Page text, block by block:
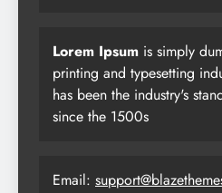
Lorem Ipsum is simply
printing and typesetting
has been the industry's
since the 1500s
Email: